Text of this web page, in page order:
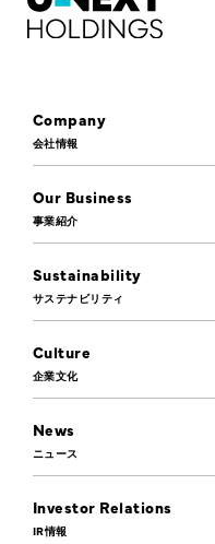
Company
会社情報
Our Business
事業紹介
Sustainability
サステナビリティ
Culture
企業文化
News
ニュース
Investor Relations
IR情報